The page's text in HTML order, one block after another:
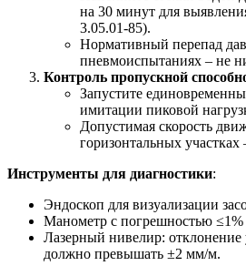
на 30 минут для
3.05.01-85).
Нормативный перепад
пневмоиспытаниях – не
Контроль пропускной
Запустите
имитации пиковой
Допустимая скорость
горизонтальных участках
Инструменты для диагностики:
Эндоскоп для визуализации
Манометр с погрешностью ≤1%
Лазерный нивелир: отклонение
должно превышать ±2 мм/м.